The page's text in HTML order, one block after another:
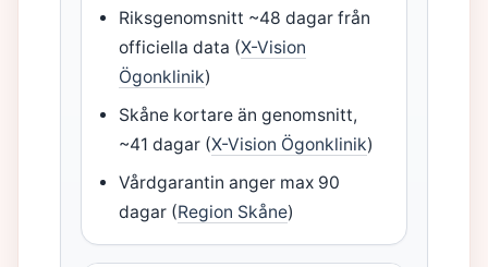
Riksgenomsnitt ~48 dagar från
officiella data (X-Vision
Ögonklinik)
Skåne kortare än genomsnitt,
~41 dagar (X-Vision Ögonklinik)
Vårdgarantin anger max 90
dagar (Region Skåne)